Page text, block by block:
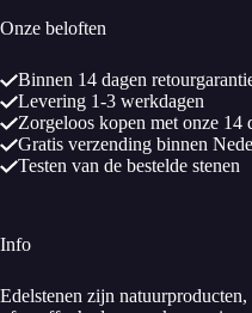
Onze beloften
Binnen 14 dagen
Levering 1-3 werkdagen
Zorgeloos kopen met onze 14
Gratis verzending binnen
Testen van de bestelde stenen
Info
Edelstenen zijn